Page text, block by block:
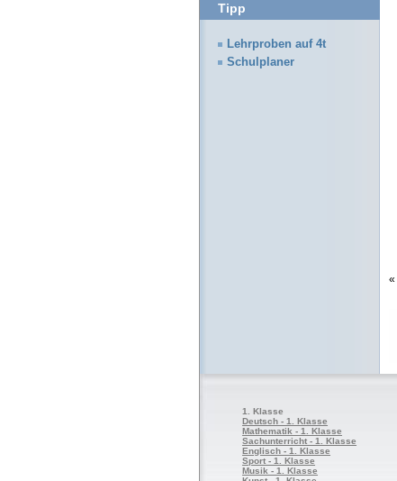
«
Tipp
Lehrproben auf 4t
Schulplaner
1. Klasse
Deutsch - 1. Klasse
Mathematik - 1. Klasse
Sachunterricht - 1. Klasse
Englisch - 1. Klasse
Sport - 1. Klasse
Musik - 1. Klasse